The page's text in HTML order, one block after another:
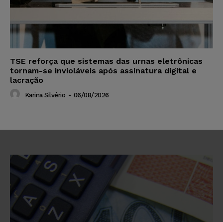
TSE reforça que sistemas das urnas eletrônicas
tornam-se invioláveis após assinatura digital e
lacração
Karina Silvério - 06/08/2026